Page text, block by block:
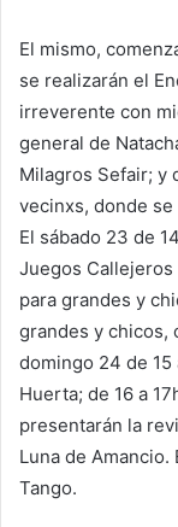
El mismo,
se realizarán el
irreverente con
general de
Milagros Sefair; y
vecinxs, donde
El sábado 23 de
Juegos Callejeros
para grandes y
grandes y chicos,
domingo 24 de 15
Huerta; de 16 a
presentarán la
Luna de
Tango.